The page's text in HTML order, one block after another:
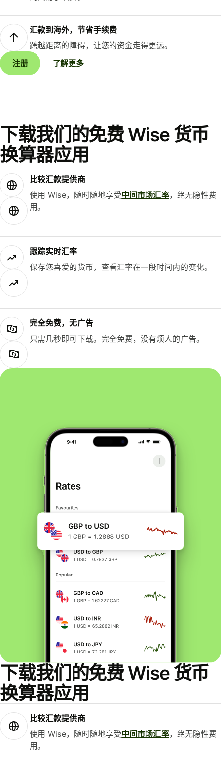
汇款到海外，节省手续费
跨越距离的障碍，让您的资金走得更远。
注册
了解更多
下载我们的免费 Wise 货币
换算器应用
比较汇款提供商
使用 Wise，随时随地享受中间市场汇率，绝无隐性费
用。
跟踪实时汇率
保存您喜爱的货币，查看汇率在一段时间内的变化。
完全免费，无广告
只需几秒即可下载。完全免费，没有烦人的广告。
下载我们的免费 Wise 货币
换算器应用
比较汇款提供商
使用 Wise，随时随地享受中间市场汇率，绝无隐性费
用。